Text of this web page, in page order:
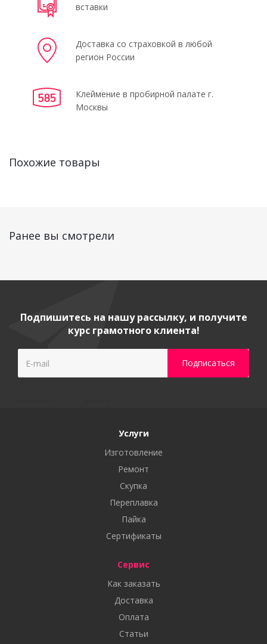
вставки
Доставка со страховкой в любой
регион России
Клеймение в пробирной палате г.
Москвы
Похожие товары
Ранее вы смотрели
Подпишитесь на нашу рассылку, и получите
курс грамотного клиента!
Услуги
Изготовление
Ремонт
Скупка
Переплавка
Пайка
Сертификаты
Сервис
Как заказать
Доставка
Оплата
Статьи